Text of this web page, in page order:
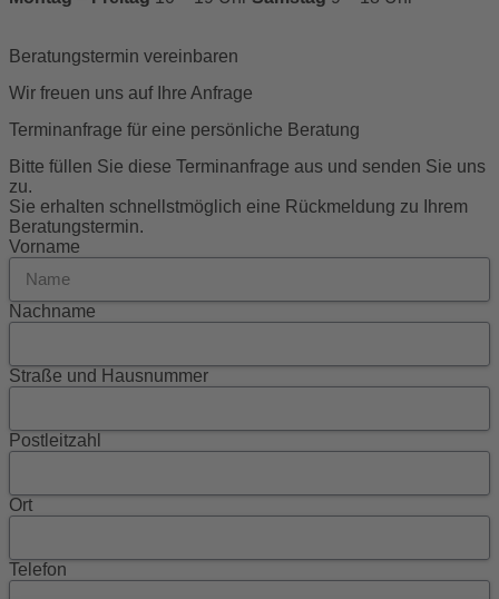
Beratungstermin vereinbaren
Wir freuen uns auf Ihre Anfrage
Terminanfrage für eine persönliche Beratung
Bitte füllen Sie diese Terminanfrage aus und senden Sie uns
zu.
Sie erhalten schnellstmöglich eine Rückmeldung zu Ihrem
Beratungstermin.
Vorname
Nachname
Straße und Hausnummer
Postleitzahl
Ort
Telefon